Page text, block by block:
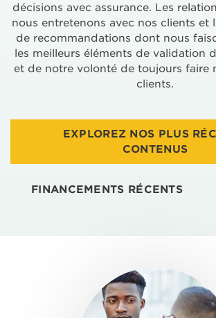
décisions avec assurance. Les
nous entretenons avec nos clients et
de recommandations dont nous
les meilleurs éléments de validation
et de notre volonté de toujours faire
clients.
EXPLOREZ NOS PLUS
CONTENUS
FINANCEMENTS RÉCENTS